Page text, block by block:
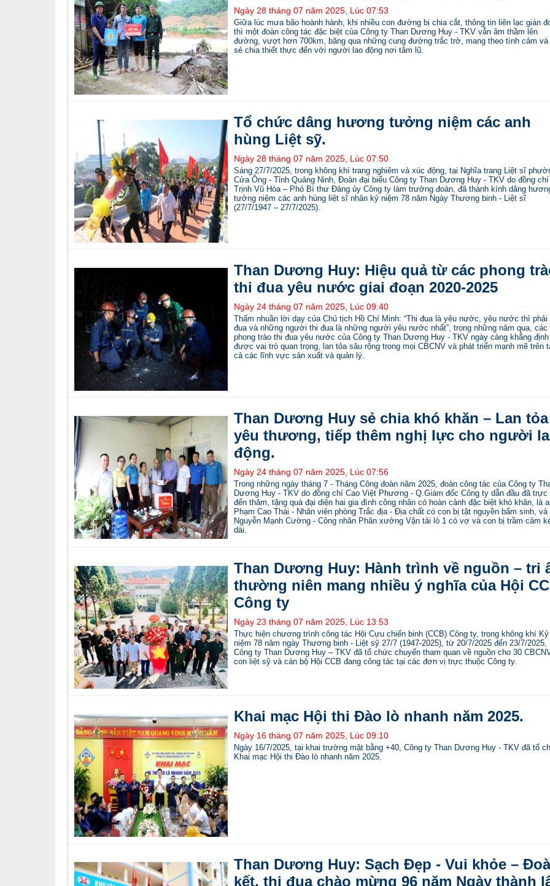
Ngày 28 tháng 07 năm 2025, Lúc 07:53
Giữa lúc mưa bão hoành hành, khi nhiều con đường bị chia cắt, thông tin liên lạc gián
thì một đoàn công tác đặc biệt của Công ty Than Dương Huy - TKV vẫn âm thầm lên
đường, vượt hơn 700km, băng qua những cung đường trắc trở, mang theo tình cảm
sẻ chia thiết thực đến với người lao động nơi tâm lũ.
Tổ chức dâng hương tưởng niệm các anh
hùng Liệt sỹ.
Ngày 28 tháng 07 năm 2025, Lúc 07:50
Sáng 27/7/2025, trong không khí trang nghiêm và xúc động, tại Nghĩa trang Liệt sĩ
Cửa Ông - Tỉnh Quảng Ninh, Đoàn đại biểu Công ty Than Dương Huy - TKV do đồng chí
Trịnh Vũ Hòa – Phó Bí thư Đảng ủy Công ty làm trưởng đoàn, đã thành kính dâng
tưởng niệm các anh hùng liệt sĩ nhân kỷ niệm 78 năm Ngày Thương binh - Liệt sĩ
(27/7/1947 – 27/7/2025).
Than Dương Huy: Hiệu quả từ các phong
thi đua yêu nước giai đoạn 2020-2025
Ngày 24 tháng 07 năm 2025, Lúc 09:40
Thấm nhuần lời dạy của Chủ tịch Hồ Chí Minh: “Thi đua là yêu nước, yêu nước thì phải
đua và những người thi đua là những người yêu nước nhất”, trong những năm qua, các
phong trào thi đua yêu nước của Công ty Than Dương Huy - TKV ngày càng khẳng định
được vai trò quan trọng, lan tỏa sâu rộng trong mọi CBCNV và phát triển mạnh mẽ trên
cả các lĩnh vực sản xuất và quản lý.
Than Dương Huy sẻ chia khó khăn – Lan tỏa
yêu thương, tiếp thêm nghị lực cho người
động.
Ngày 24 tháng 07 năm 2025, Lúc 07:56
Trong những ngày tháng 7 - Tháng Công đoàn năm 2025, đoàn công tác của Công ty
Dương Huy - TKV do đồng chí Cao Việt Phương - Q.Giám đốc Công ty dẫn đầu đã trực
đến thăm, tặng quà đại diện hai gia đình công nhân có hoàn cảnh đặc biệt khó khăn, là
Phạm Cao Thái - Nhân viên phòng Trắc địa - Địa chất có con bị tật nguyền bẩm sinh, và
Nguyễn Mạnh Cường - Công nhân Phân xưởng Vận tải lò 1 có vợ và con bị trầm cảm
dài.
Than Dương Huy: Hành trình về nguồn – tri
thường niên mang nhiều ý nghĩa của Hội
Công ty
Ngày 23 tháng 07 năm 2025, Lúc 13:53
Thực hiện chương trình công tác Hội Cựu chiến binh (CCB) Công ty, trong không khí Kỷ
niệm 78 năm ngày Thương binh - Liệt sỹ 27/7 (1947-2025), từ 20/7/2025 đến 23/7/2025,
Công ty Than Dương Huy – TKV đã tổ chức chuyến tham quan về nguồn cho 30
con liệt sỹ và cán bộ Hội CCB đang công tác tại các đơn vị trực thuộc Công ty.
Khai mạc Hội thi Đào lò nhanh năm 2025.
Ngày 16 tháng 07 năm 2025, Lúc 09:10
Ngày 16/7/2025, tại khai trường mặt bằng +40, Công ty Than Dương Huy - TKV đã tổ
Khai mạc Hội thi Đào lò nhanh năm 2025.
Than Dương Huy: Sạch Đẹp - Vui khỏe –
kết, thi đua chào mừng 96 năm Ngày thành